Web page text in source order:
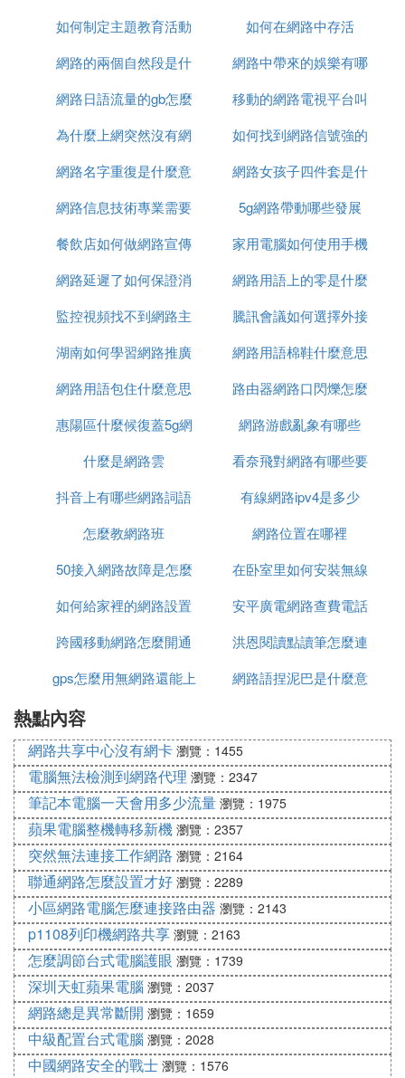
備，選「屬性」，在裡面找到TCP/IPv4，點直接用
「自動獲取」，如果路由器沒有開啟DHCP，就要設
11，也可以嘗試把路由器的無線設置中的模式改為80
2.11n（需要路由器支持此種模式）.不要用混合模
式，方法：右鍵單擊「這台電腦」，再點選「屬
性」，雙擊「設備管理器」，點擊「網路適配器」，
點選「無線網卡」，再點選「高級」然後在裡面更改
有問題，嘗試恢復初始設置：在無線路由器開啟時，
按下RESET鍵不放，過5秒後，恢復初始設置後，重
方法」）
13, 還有可能是你的網路運營商提供的網路有問題，
請聯系網路運營商；
換網卡；（如果不懂，請找網路運營商或者專業人士
進行修復或者更換）
15，路由器本身有問題，或者損壞，請換一個路由器
後附：
路由器設置方法：
1、將網線—路由器—電腦之間的線路連接好（將網
線接入路由器的WAN口，用網線將電腦與路由器的
任意一個Lan口連接），啟動電腦並打開路由器開
關，路由器啟動穩定後，如果看到Lan口閃爍，即說
明電腦與路由器成功建立通訊。（注意，此時不要連
接Modem）；
2、啟動電腦後，進入操作系統，打開瀏覽器，在地
址欄中輸入192點168點1點1或192點168點0點1，然
後進入無線路由器默認登陸網關界面；
3、默認登陸網關界面出現一個登錄路由器的帳號及
密碼，默認的情況下，帳號和密碼均為：admin（全
部小寫）；
4、根據設置向導一步一步設置，選擇上網方式，通
常ADSL用戶則選擇第一項PPPoE，如果用的是其他
的網路服務商則根據實際情況選擇下面兩項，如果不
知道該怎麼選擇的話，直接選擇第一項自動選擇即
可，方便新手操作，選完點擊下一步；
學什麼
徵
如何制定主題教育活動
網路圖
如何在網路中存活
網路的兩個自然段是什
麼
網路中帶來的娛樂有哪
些
網路日語流量的gb怎麼
讀
移動的網路電視平台叫
什麼
為什麼上網突然沒有網
路了
如何找到網路信號強的
人
網路名字重復是什麼意
思
網路女孩子四件套是什
麼意思
網路信息技術專業需要
什麼電腦
5g網路帶動哪些發展
餐飲店如何做網路宣傳
家用電腦如何使用手機
網路
網路延遲了如何保證消
息有序
網路用語上的零是什麼
意思
監控視頻找不到網路主
機什麼意思
騰訊會議如何選擇外接
網路攝像頭
湖南如何學習網路推廣
網路用語棉鞋什麼意思
網路用語包住什麼意思
路由器網路口閃爍怎麼
弄
惠陽區什麼候復蓋5g網
路
網路游戲亂象有哪些
什麼是網路雲
看奈飛對網路有哪些要
求
抖音上有哪些網路詞語
有線網路ipv4是多少
怎麼教網路班
網路位置在哪裡
50接入網路故障是怎麼
回事
在卧室里如何安裝無線
網路
如何給家裡的網路設置
上網限制
安平廣電網路查費電話
是多少
跨國移動網路怎麼開通
洪恩閱讀點讀筆怎麼連
接網路
gps怎麼用無網路還能上
網路語捏泥巴是什麼意
熱點內容
網路共享中心沒有網卡 瀏覽：1455
電腦無法檢測到網路代理 瀏覽：2347
筆記本電腦一天會用多少流量 瀏覽：1975
蘋果電腦整機轉移新機 瀏覽：2357
突然無法連接工作網路 瀏覽：2164
聯通網路怎麼設置才好 瀏覽：2289
小區網路電腦怎麼連接路由器 瀏覽：2143
p1108列印機網路共享 瀏覽：2163
怎麼調節台式電腦護眼 瀏覽：1739
深圳天虹蘋果電腦 瀏覽：2037
網路總是異常斷開 瀏覽：1659
中級配置台式電腦 瀏覽：2028
中國網路安全的戰士 瀏覽：1576